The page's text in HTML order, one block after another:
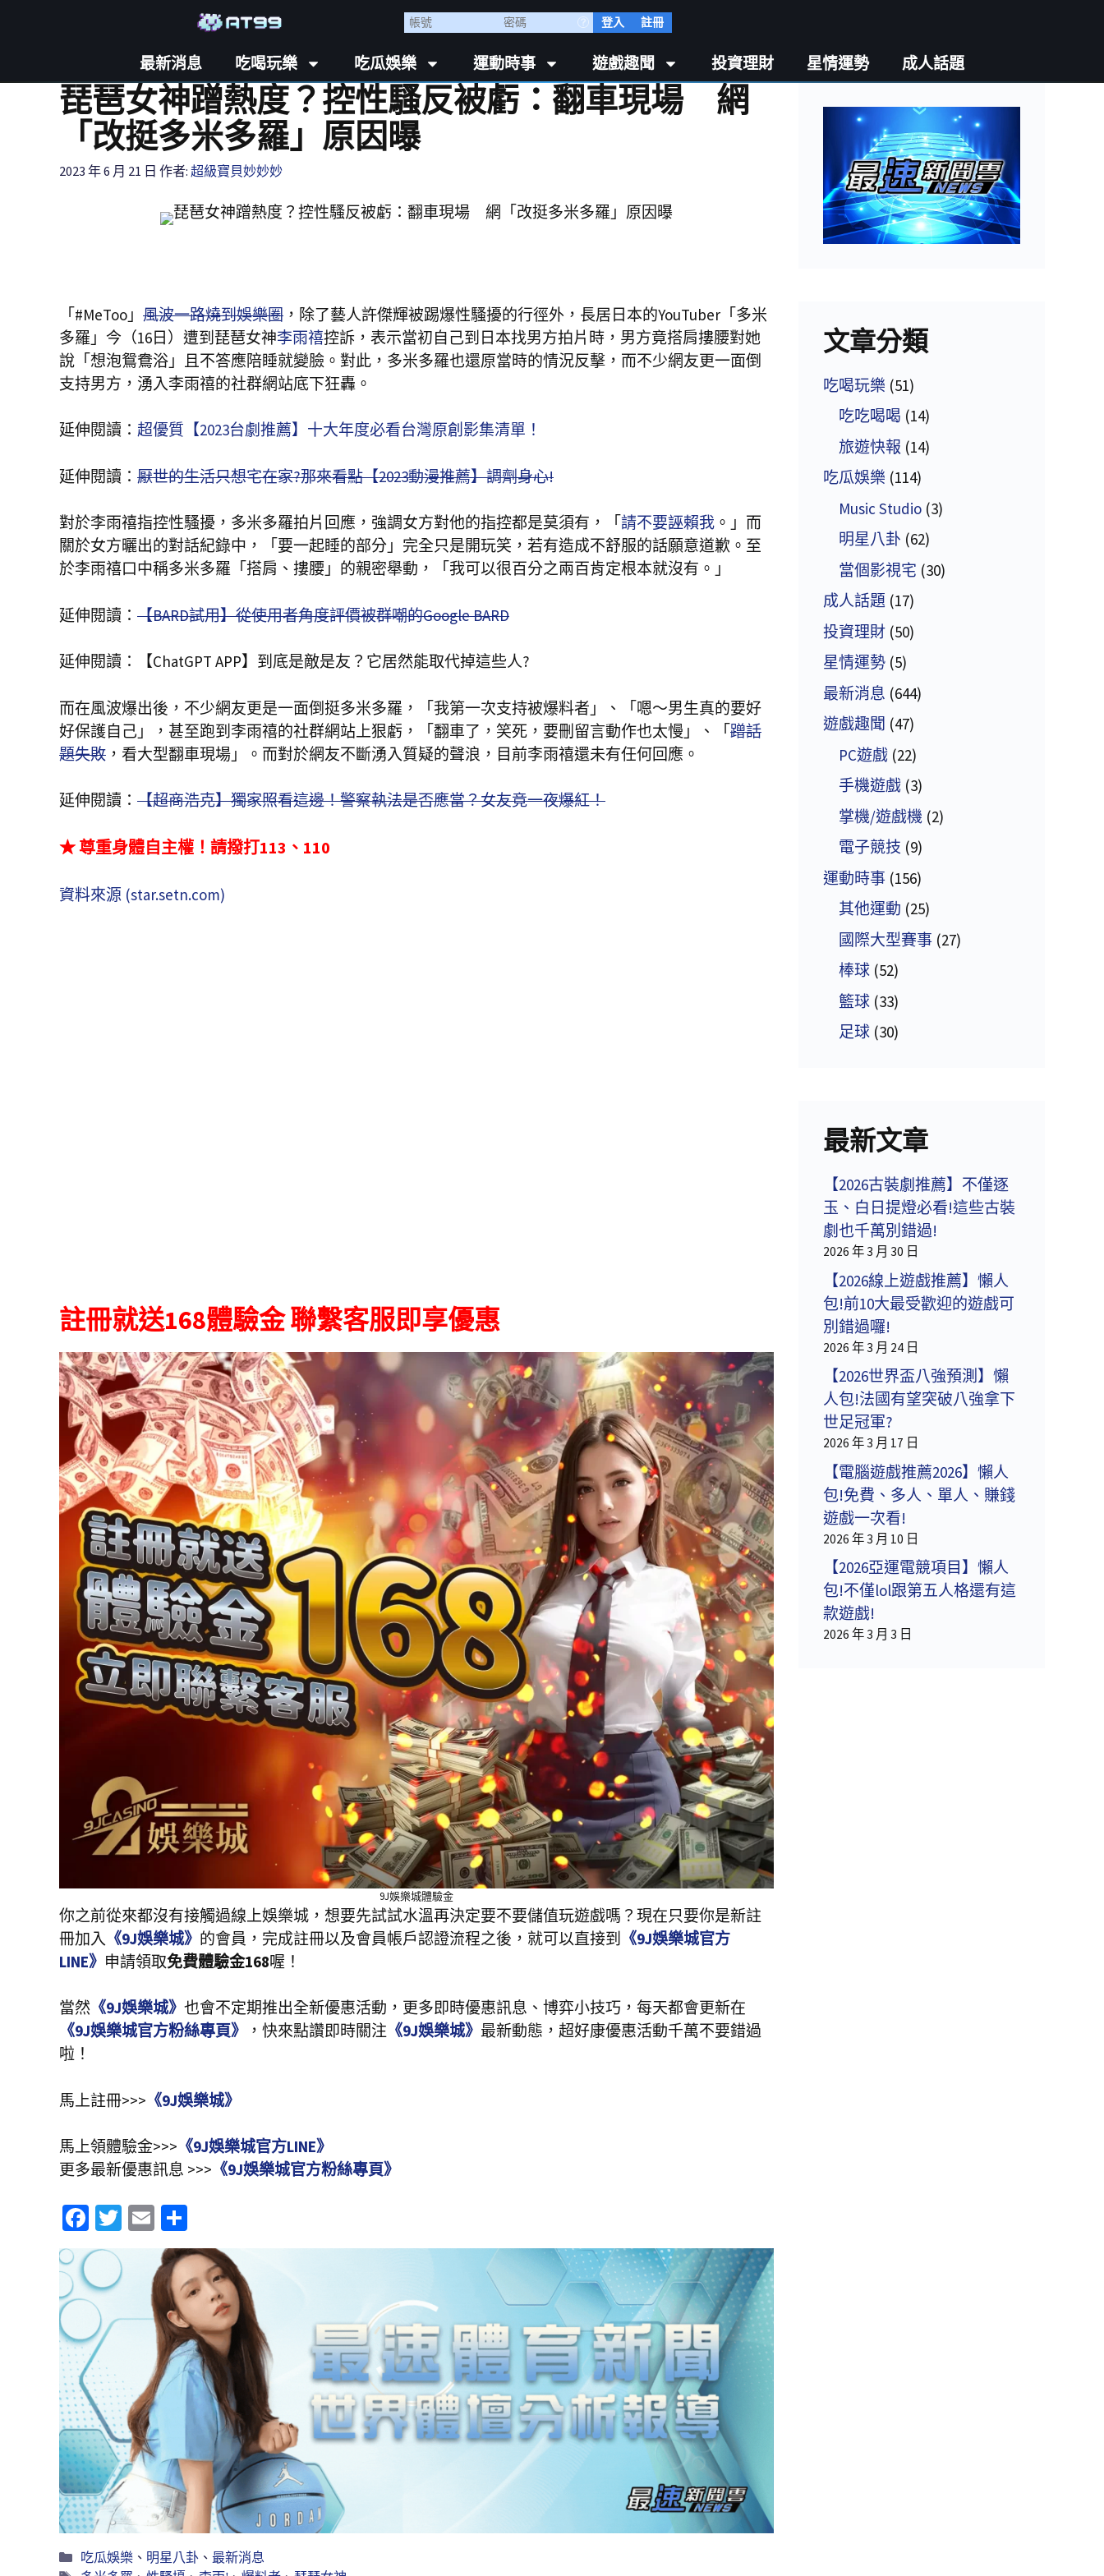
登入 註冊
最新消息 吃喝玩樂 吃瓜娛樂 運動時事 遊戲趣聞 投資理財 星情運勢 成人話題
琵琶女神蹭熱度？控性騷反被虧：翻車現場 網
「改挺多米多羅」原因曝
2023 年 6 月 21 日 作者: 超級寶貝妙妙妙
「#MeToo」 風波一路燒到娛樂圈 ，除了藝人許傑輝被踢爆性騷擾的行徑外，長居日本的YouTuber「多米
多羅」今（16日）遭到琵琶女神李雨禧控訴，表示當初自己到日本找男方拍片時，男方竟搭肩摟腰對她
說「想泡鴛鴦浴」且不答應陪睡就變臉。對此，多米多羅也還原當時的情況反擊，而不少網友更一面倒
支持男方，湧入李雨禧的社群網站底下狂轟。
延伸閱讀： 超優質【2023台劇推薦】十大年度必看台灣原創影集清單！
延伸閱讀： 厭世的生活只想宅在家?那來看點【2023動漫推薦】調劑身心!
對於李雨禧指控性騷擾，多米多羅拍片回應，強調女方對他的指控都是莫須有，「請不要誣賴我 。」而
關於女方曬出的對話紀錄中，「要一起睡的部分」完全只是開玩笑，若有造成不舒服的話願意道歉。至
於李雨禧口中稱多米多羅「搭肩、摟腰」的親密舉動，「我可以很百分之兩百肯定根本就沒有。」
延伸閱讀： 【BARD試用】從使用者角度評價被群嘲的Google BARD
延伸閱讀： 【ChatGPT APP】到底是敵是友？它居然能取代掉這些人?
而在風波爆出後，不少網友更是一面倒挺多米多羅，「我第一次支持被爆料者」、「嗯～男生真的要好
好保護自己」，甚至跑到李雨禧的社群網站上狠虧，「翻車了，笑死，要刪留言動作也太慢」、「蹭話
題失敗 ，看大型翻車現場」。而對於網友不斷湧入質疑的聲浪，目前李雨禧還未有任何回應。
延伸閱讀： 【超商浩克】獨家照看這邊！警察執法是否應當？女友竟一夜爆紅！
★ 尊重身體自主權！請撥打113、110
資料來源 (star.setn.com)
註冊就送168體驗金 聯繫客服即享優惠
9J娛樂城體驗金
你之前從來都沒有接觸過線上娛樂城，想要先試試水溫再決定要不要儲值玩遊戲嗎？現在只要你是新註
冊加入 《9J娛樂城》 的會員，完成註冊以及會員帳戶認證流程之後，就可以直接到
《9J娛樂城官方
LINE》 申請領取免費體驗金168喔！
當然 《9J娛樂城》 也會不定期推出全新優惠活動，更多即時優惠訊息、博弈小技巧，每天都會更新在
《9J娛樂城官方粉絲專頁》
，快來點讚即時關注 《9J娛樂城》 最新動態，超好康優惠活動千萬不要錯過
啦！
馬上註冊>>> 《9J娛樂城》
馬上領體驗金>>> 《9J娛樂城官方LINE》
更多最新優惠訊息 >>> 《9J娛樂城官方粉絲專頁》
Fa
ce
o
o
k
T
tt
E
m
ai
l
享
吃瓜娛樂、 明星八卦、 最新消息
文章分類
吃喝玩樂 (51)
吃吃喝喝 (14)
旅遊快報 (14)
吃瓜娛樂 (114)
Music Studio (3)
明星八卦 (62)
當個影視宅 (30)
成人話題 (17)
投資理財 (50)
星情運勢 (5)
最新消息 (644)
遊戲趣聞 (47)
PC遊戲 (22)
手機遊戲 (3)
掌機/遊戲機 (2)
電子競技 (9)
運動時事 (156)
其他運動 (25)
國際大型賽事 (27)
棒球 (52)
籃球 (33)
足球 (30)
最新文章
【2026古裝劇推薦】不僅逐
玉、白日提燈必看!這些古裝
劇也千萬別錯過!
2026 年 3 月 30 日
【2026線上遊戲推薦】懶人
包!前10大最受歡迎的遊戲可
別錯過囉!
2026 年 3 月 24 日
【2026世界盃八強預測】懶
人包!法國有望突破八強拿下
世足冠軍?
2026 年 3 月 17 日
【電腦遊戲推薦2026】懶人
包!免費、多人、單人、賺錢
遊戲一次看!
2026 年 3 月 10 日
【2026亞運電競項目】懶人
包!不僅lol跟第五人格還有這
款遊戲!
2026 年 3 月 3 日